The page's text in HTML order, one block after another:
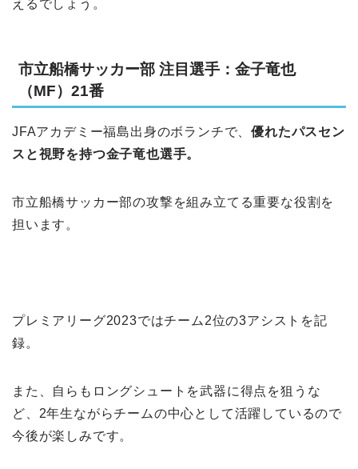
えるでしょう。
市立船橋サッカー部 注目選手：金子竜也
（MF）21番
JFAアカデミー福島出身のボランチで、優れたパスセン
スと視野を持つ金子竜也選手。
市立船橋サッカー部の攻撃を組み立てる重要な役割を
担います。
プレミアリーグ2023ではチーム2位の3アシストを記
録。
また、自らもロングシュートを武器に得点を狙うな
ど、2年生ながらチームの中心として活躍しているので
今後が楽しみです。